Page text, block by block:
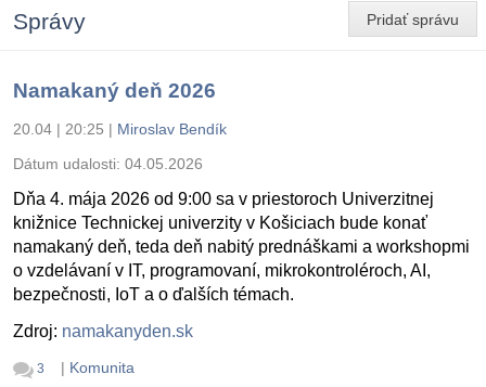
Pridať správu
Správy
Namakaný deň 2026
20.04 | 20:25 | Miroslav Bendík
Dátum udalosti: 04.05.2026
Dňa 4. mája 2026 od 9:00 sa v priestoroch Univerzitnej
knižnice Technickej univerzity v Košiciach bude konať
namakaný deň, teda deň nabitý prednáškami a workshopmi
o vzdelávaní v IT, programovaní, mikrokontroléroch, AI,
bezpečnosti, IoT a o ďalších témach.
Zdroj: namakanyden.sk
3 | Komunita